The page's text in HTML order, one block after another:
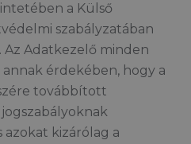
a Külső
szabályzatában
Az Adatkezelő minden
érdekében, hogy a
továbbított
kizárólag a